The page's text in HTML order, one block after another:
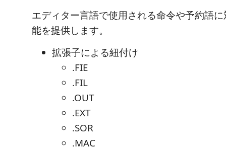
エディター言語で使用される命令や予約語
能を提供します。
拡張子による紐付け
.FIE
.FIL
.OUT
.EXT
.SOR
.MAC